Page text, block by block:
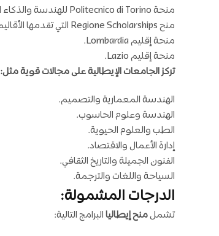
منحة Politecnico di Torino للهندسة والذكاء الاصطناعي والطاقة.
منح Regione Scholarships التي تقدمها الأقاليم الإيطالية لدعم الطلاب مثل:
منحة إقليم Lombardia.
منحة إقليم Lazio.
تركز الجامعات الإيطالية على مجالات قوية مثل:
الهندسة المعمارية والتصميم.
الهندسة وعلوم الحاسوب.
الطب والعلوم الحيوية.
إدارة الأعمال والاقتصاد.
الفنون الجميلة والتاريخ الثقافي.
السياحة واللغات والترجمة.
الدرجات المشمولة:
تشملمنح إيطالياالبرامج التالية: